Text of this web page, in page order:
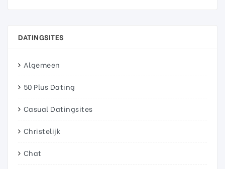
DATINGSITES
Algemeen
50 Plus Dating
Casual Datingsites
Christelijk
Chat